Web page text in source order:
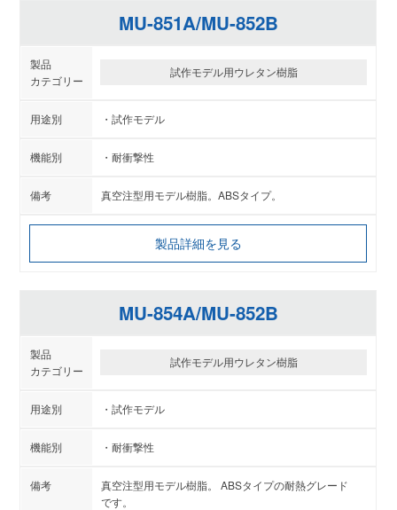
MU-851A/MU-852B
試作モデル用ウレタン樹脂
試作モデル
耐衝撃性
真空注型用モデル樹脂。ABSタイプ。
製品詳細を見る
MU-854A/MU-852B
試作モデル用ウレタン樹脂
試作モデル
耐衝撃性
真空注型用モデル樹脂。 ABSタイプの耐熱グレード
です。